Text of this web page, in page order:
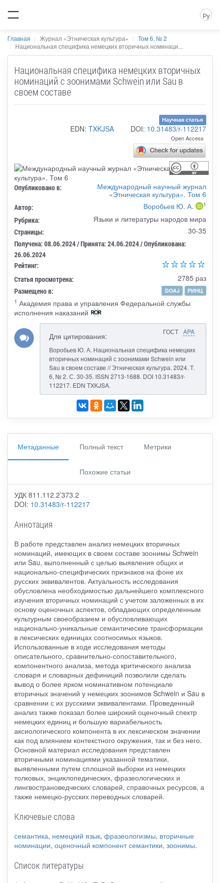
Ру
Главная Журнал «Этническая культура»
Том 6, № 2
Национальная специфика немецких вторичных номинаци...
Национальная специфика немецких вторичных
номинаций с зоонимами Schwein или Sau в
своем составе
Научная статья
EDN: TXKJSA DOI: 10.31483/r-112217
Open Access
Опубликовано в:
Международный научный журнал
«Этническая культура». Том 6
Автор: Воробьев Ю. А. 1
Рубрика: Языки и литературы народов мира
Страницы: 30-35
Получена: 08.06.2024 / Принята: 24.06.2024 / Опубликована:
26.06.2024
Рейтинг:
Статья просмотрена:
2785 раз
Размещено в: DOAJ
РИНЦ
1 Академия права и управления Федеральной службы
исполнения наказаний
ГОСТ APA
Для цитирования:
Воробьев Ю. А. Национальная специфика немецких
вторичных номинаций с зоонимами Schwein или
Sau в своем составе // Этническая культура. 2024. Т.
6, № 2. С. 30-35. ISSN 2713-1688. DOI 10.31483/r-
112217. EDN TXKJSA.
Метаданные Полный текст Метрики
Похожие статьи
УДК 811.112.2’373.2
DOI: 10.31483/r-112217
Аннотация
В работе представлен анализ немецких вторичных
номинаций, имеющих в своем составе зоонимы Schwein
или Sau, выполненный с целью выявления общих и
национально-специфических признаков на фоне их
русских эквивалентов. Актуальность исследования
обусловлена необходимостью дальнейшего комплексного
изучения вторичных номинаций с учетом заложенных в их
основу оценочных аспектов, обладающих определенным
культурным своеобразием и обусловливающих
национально-уникальные семантические трансформации
в лексических единицах соотносимых языков.
Использованные в ходе исследования методы
описательного, сравнительно-сопоставительного,
компонентного анализа, метода критического анализа
словаря и словарных дефиниций позволили сделать
вывод о более ярком номинативном потенциале
вторичных значений у немецких зоонимов Schwein и Sau в
сравнении с их русскими эквивалентами. Проведенный
анализ также показал более широкий оценочный спектр
немецких единиц и большую вариабельность
аксиологического компонента в их лексическом значении
как под влиянием контекстного окружения, так и без него.
Основной материал исследования представлен
вторичными номинациями указанной тематики,
выявленными путем сплошной выборки из немецких
толковых, энциклопедических, фразеологических и
лингвострановедческих словарей, справочных ресурсов, а
также немецко-русских переводных словарей.
Ключевые слова
семантика, немецкий язык, фразеологизмы, вторичные
номинации, оценочный компонент семантики, зоонимы.
Список литературы